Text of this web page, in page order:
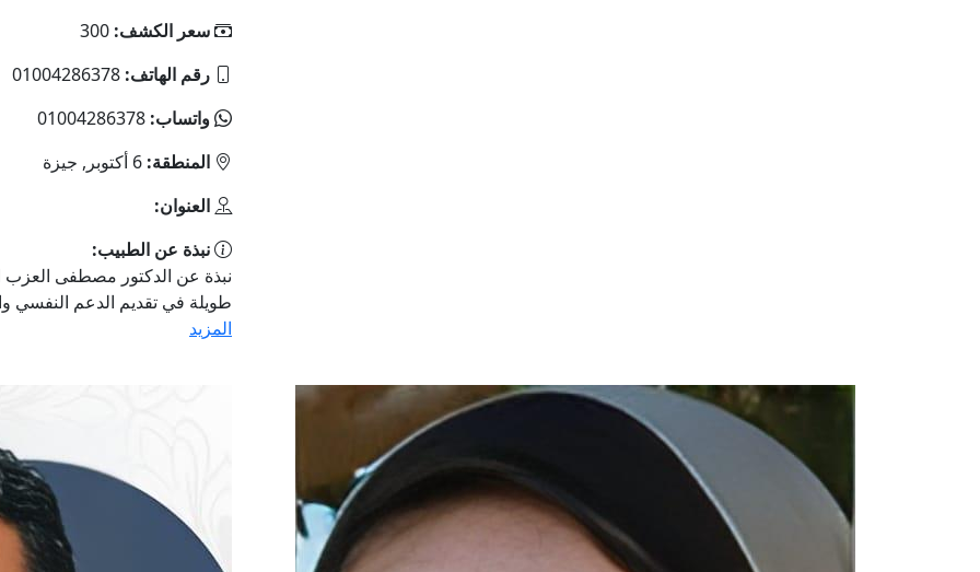
سعر الكشف: 300
رقم الهاتف: 01004286378
واتساب: 01004286378
المنطقة: 6 أكتوبر, جيزة
العنوان:
نبذة عن الطبيب:
نبذة عن الدكتور مصطفى
طويلة في تقديم الدعم النفسي
المزيد